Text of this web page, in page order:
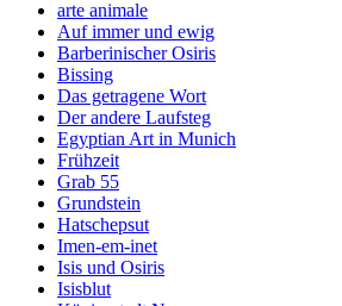
arte animale
Auf immer und ewig
Barberinischer Osiris
Bissing
Das getragene Wort
Der andere Laufsteg
Egyptian Art in Munich
Frühzeit
Grab 55
Grundstein
Hatschepsut
Imen-em-inet
Isis und Osiris
Isisblut